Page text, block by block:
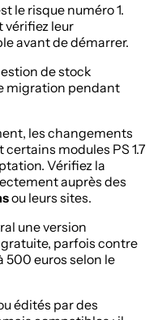
le risque numéro 1.
vérifiez leur
avant de démarrer.
de stock
migration pendant
les changements
modules PS 1.7
Vérifiez la
auprès des
ou leurs sites.
une version
parfois contre
500 euros selon le
édités par des